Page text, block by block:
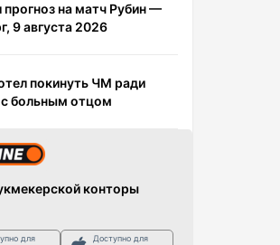
прогноз на матч Рубин —
9 августа 2026
покинуть ЧМ ради
с больным отцом
конторы
для Доступно для